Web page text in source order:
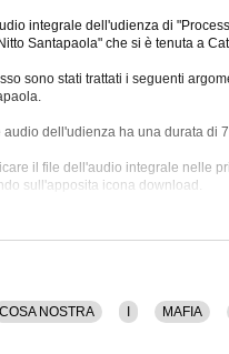
integrale dell'udienza di
Santapaola" che si è tenuta a
sono stati trattati i seguenti
audio dell'udienza ha una durata di
il file dell'audio integrale nelle
sull'apposita icona download.
COSA NOSTRA MAFIA